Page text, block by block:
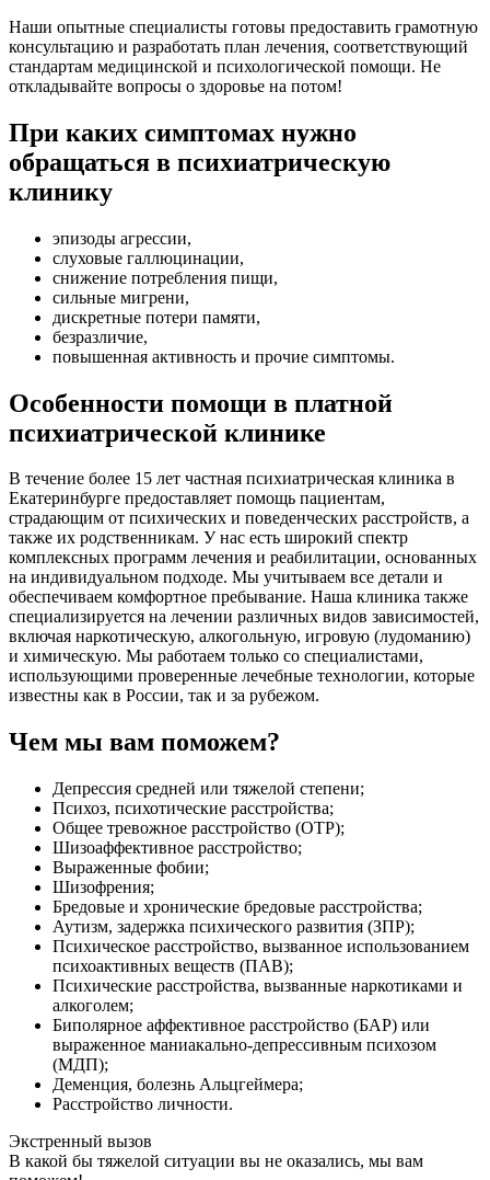
Наши опытные специалисты готовы предоставить грамотную
консультацию и разработать план лечения, соответствующий
стандартам медицинской и психологической помощи. Не
откладывайте вопросы о здоровье на потом!
При каких симптомах нужно
обращаться в психиатрическую
клинику
эпизоды агрессии,
слуховые галлюцинации,
снижение потребления пищи,
сильные мигрени,
дискретные потери памяти,
безразличие,
повышенная активность и прочие симптомы.
Особенности помощи в платной
психиатрической клинике
В течение более 15 лет частная психиатрическая клиника в
Екатеринбурге предоставляет помощь пациентам,
страдающим от психических и поведенческих расстройств, а
также их родственникам. У нас есть широкий спектр
комплексных программ лечения и реабилитации, основанных
на индивидуальном подходе. Мы учитываем все детали и
обеспечиваем комфортное пребывание. Наша клиника также
специализируется на лечении различных видов зависимостей,
включая наркотическую, алкогольную, игровую (лудоманию)
и химическую. Мы работаем только со специалистами,
использующими проверенные лечебные технологии, которые
известны как в России, так и за рубежом.
Чем мы вам поможем?
Депрессия средней или тяжелой степени;
Психоз, психотические расстройства;
Общее тревожное расстройство (ОТР);
Шизоаффективное расстройство;
Выраженные фобии;
Шизофрения;
Бредовые и хронические бредовые расстройства;
Аутизм, задержка психического развития (ЗПР);
Психическое расстройство, вызванное использованием
психоактивных веществ (ПАВ);
Психические расстройства, вызванные наркотиками и
алкоголем;
Биполярное аффективное расстройство (БАР) или
выраженное маниакально-депрессивным психозом
(МДП);
Деменция, болезнь Альцгеймера;
Расстройство личности.
Экстренный вызов
В какой бы тяжелой ситуации вы не оказались, мы вам